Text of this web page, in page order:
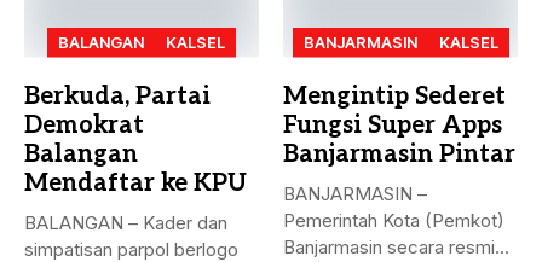
BALANGAN KALSEL
Berkuda, Partai
Demokrat
Balangan
Mendaftar ke KPU
BALANGAN – Kader dan
simpatisan parpol berlogo
BANJARMASIN KALSEL
Mengintip Sederet
Fungsi Super Apps
Banjarmasin Pintar
BANJARMASIN –
Pemerintah Kota (Pemkot)
Banjarmasin secara resmi